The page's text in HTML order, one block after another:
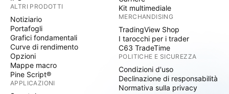
ALTRI PRODOTTI
Notiziario
Portafogli
Grafici fondamentali
Curve di rendimento
Opzioni
Mappe macro
Pine Script®
APPLICAZIONI
Kit multimediale
MERCHANDISING
TradingView Shop
I tarocchi per i trader
C63 TradeTime
POLITICHE E SICUREZZA
Condizioni d'uso
Declinazione di responsabilità
Normativa sulla privacy